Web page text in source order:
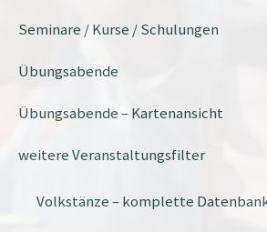
Seminare / Kurse / Schulungen
Übungsabende
Übungsabende – Kartenansicht
weitere Veranstaltungsfilter
Volkstänze – komplette